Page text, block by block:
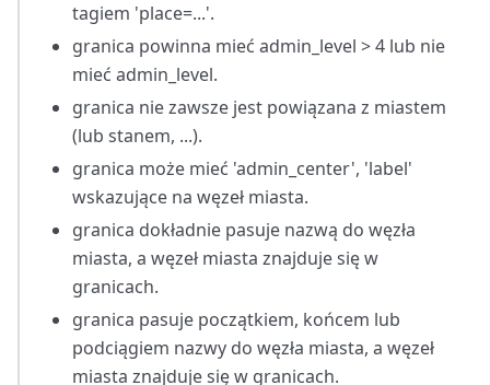
tagiem 'place=...'.
granica powinna mieć admin_level > 4 lub nie
mieć admin_level.
granica nie zawsze jest powiązana z miastem
(lub stanem, ...).
granica może mieć 'admin_center', 'label'
wskazujące na węzeł miasta.
granica dokładnie pasuje nazwą do węzła
miasta, a węzeł miasta znajduje się w
granicach.
granica pasuje początkiem, końcem lub
podciągiem nazwy do węzła miasta, a węzeł
miasta znajduje się w granicach.